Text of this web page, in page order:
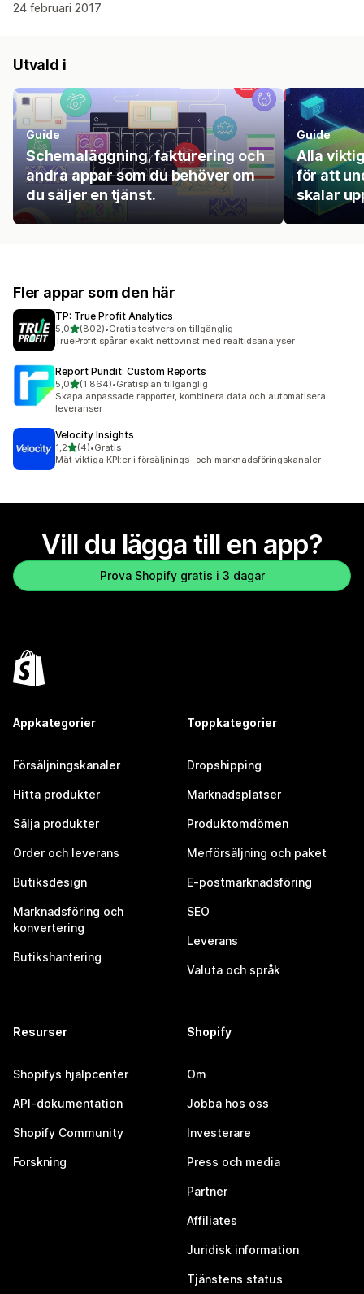
24 februari 2017
Utvald i
Guide
Schemaläggning, fakturering och
andra appar som du behöver om
du säljer en tjänst.
Guide
Alla
för att
skalar
Fler appar som den här
TP: True Profit Analytics
5,0av 5 stjärnor
(802)
802 recensioner totalt
•Gratis testversion tillgänglig
TrueProfit spårar exakt nettovinst med realtidsanalyser
Report Pundit: Custom Reports
5,0av 5 stjärnor
(1 864)
1864 recensioner totalt
•Gratisplan tillgänglig
Skapa anpassade rapporter, kombinera data och automatisera
leveranser
Velocity Insights
1,2av 5 stjärnor
(4)
4 recensioner totalt
•Gratis
Mät viktiga KPI:er i försäljnings- och marknadsföringskanaler
Vill du lägga till en app?
Prova Shopify gratis i 3 dagar
Appkategorier
Försäljningskanaler
Hitta produkter
Sälja produkter
Order och leverans
Butiksdesign
Marknadsföring och
konvertering
Butikshantering
Toppkategorier
Dropshipping
Marknadsplatser
Produktomdömen
Merförsäljning och paket
E-postmarknadsföring
SEO
Leverans
Valuta och språk
Resurser
Shopifys hjälpcenter
API-dokumentation
Shopify Community
Forskning
Shopify
Om
Jobba hos oss
Investerare
Press och media
Partner
Affiliates
Juridisk information
Tjänstens status